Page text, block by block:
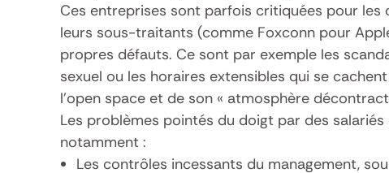
Ces entreprises sont parfois critiquées pour les
leurs sous-traitants (comme Foxconn pour
propres défauts. Ce sont par exemple les
sexuel ou les horaires extensibles qui se
l’open space et de son « atmosphère
Les problèmes pointés du doigt par des salariés
notamment :
Les contrôles incessants du management,